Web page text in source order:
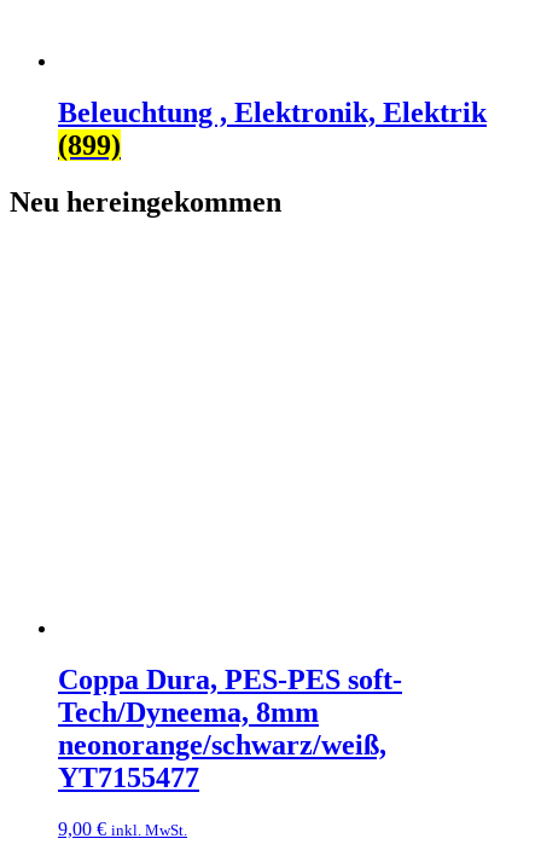
Beleuchtung , Elektronik, Elektrik
(899)
Neu hereingekommen
Coppa Dura, PES-PES soft-
Tech/Dyneema, 8mm
neonorange/schwarz/weiß,
YT7155477
9,00 € inkl. MwSt.